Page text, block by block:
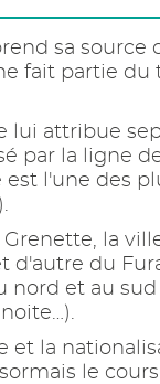
sa
fait partie
lui attribue
par la ligne
l'une des
la
du
nord et au
et la
le